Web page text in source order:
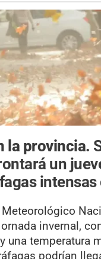
la provincia.
un
intensas
Meteorológico
invernal,
una temperatura
podrían